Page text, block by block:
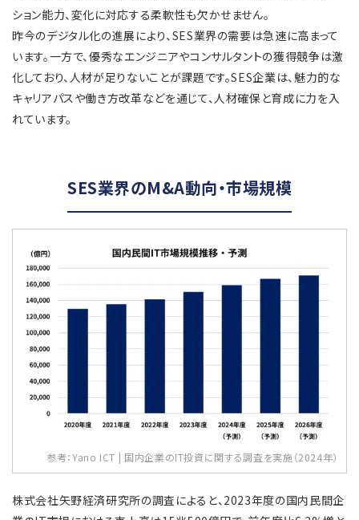
ション能力、変化に対応する柔軟性も欠かせません。
昨今のデジタル化の進展により、SES業界の需要は急速に高まって
います。一方で、優秀なエンジニアやコンサルタントの獲得競争は激
化しており、人材が足りないことが課題です。SES企業は、魅力的な
キャリアパスや働き方改革などを通じて、人材確保と育成に力を入
れています。
SES業界のM&A動向・市場規模
参考：Yano ICT | 国内企業のIT投資に関する調査を実施（2024年）
株式会社矢野経済研究所の調査によると、2023年度の国内民間企